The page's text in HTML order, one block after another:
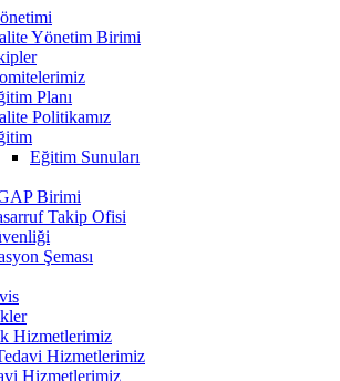
Yönetim Birimi
Planı
Politikamız
Eğitim Sunuları
Birimi
Takip Ofisi
Şeması
Hizmetlerimiz
Hizmetlerimiz
Hizmetlerimiz